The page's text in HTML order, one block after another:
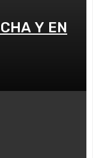
Y EN